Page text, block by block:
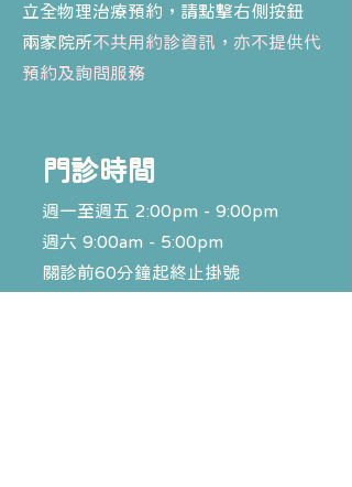
立全物理治療預約，請點擊右側按鈕
​兩家院所不共用約診資訊，亦不提供代
預約及詢問服務
​門診時間
週一至週五 2:00pm - 9:00pm
週六 9:00am - 5:00pm
關診前60分鐘起終止掛號​